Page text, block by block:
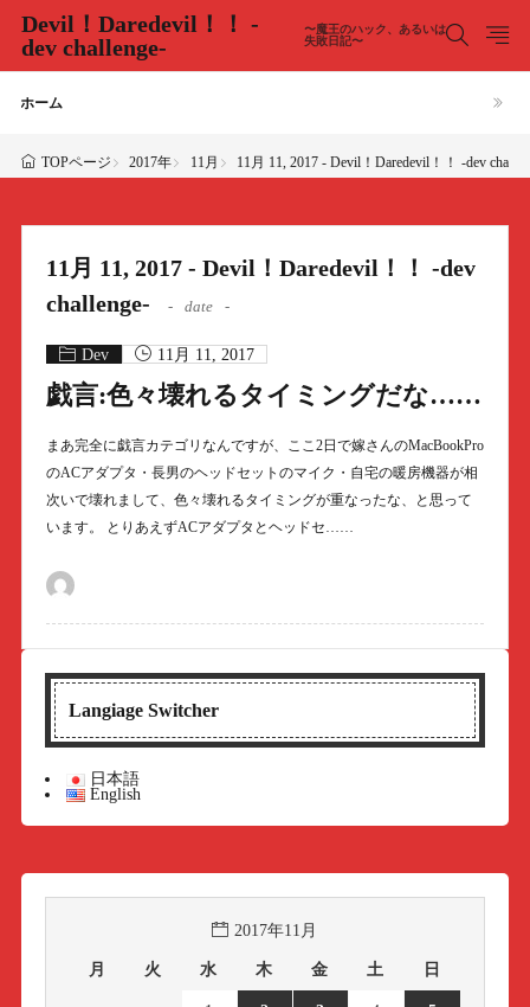
Devil！Daredevil！！ -
dev challenge-
〜魔王のハック、あるいは
失敗日記〜
ホーム
TOPページ 2017年 11月 11月 11, 2017 - Devil！Daredevil！！ -dev
11月 11, 2017 - Devil！Daredevil！！ -dev
challenge-
date
Dev 11月 11, 2017
戯言:色々壊れるタイミングだな……
まあ完全に戯言カテゴリなんですが、ここ2日で嫁さんのMacBookPro
のACアダプタ・長男のヘッドセットのマイク・自宅の暖房機器が相
次いで壊れまして、色々壊れるタイミングが重なったな、と思って
います。 とりあえずACアダプタとヘッドセ……
Langiage Switcher
日本語
English
2017年11月
月 火 水 木 金 土 日